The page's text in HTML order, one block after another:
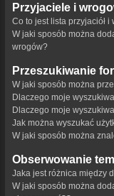
Przyjaciele i
Co to jest lista przyjaciół i
W jaki sposób można
wrogów?
Przeszukiwanie
W jaki sposób można
Dlaczego moje
Dlaczego moje
Jak można wyszukać
W jaki sposób można
Obserwowanie
Jaka jest różnica między
W jaki sposób można